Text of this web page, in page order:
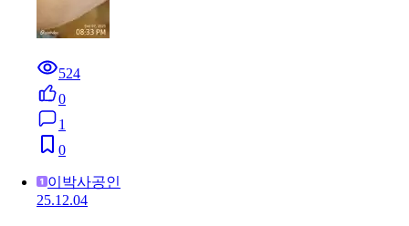
524
0
1
0
이박사공인
25.12.04